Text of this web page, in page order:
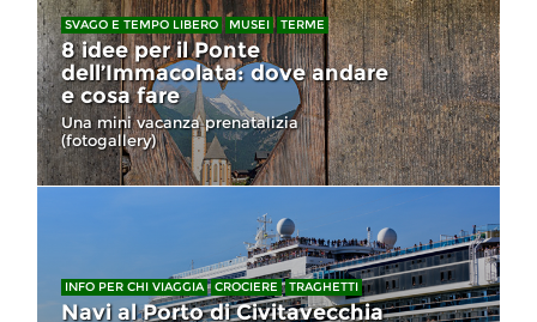
SVAGO E TEMPO LIBERO MUSEI TERME
8 idee per il Ponte
dell’Immacolata: dove andare
e cosa fare
Una mini vacanza prenatalizia
(fotogallery)
INFO PER CHI VIAGGIA CROCIERE TRAGHETTI
Navi al Porto di Civitavecchia